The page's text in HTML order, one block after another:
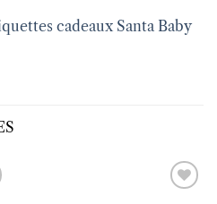
cadeaux Santa Baby